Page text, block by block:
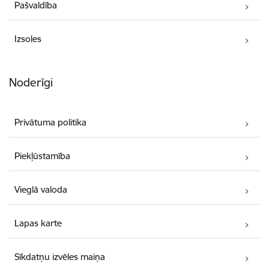
Pašvaldība
Izsoles
Noderīgi
Privātuma politika
Piekļūstamība
Vieglā valoda
Lapas karte
Sīkdatņu izvēles maiņa